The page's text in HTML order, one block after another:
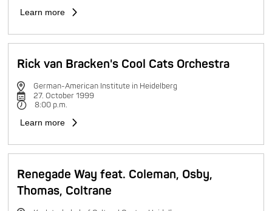
Learn more
Rick van Bracken's Cool Cats Orchestra
German-American Institute in Heidelberg
27. October 1999
8:00 p.m.
Learn more
Renegade Way feat. Coleman, Osby,
Thomas, Coltrane